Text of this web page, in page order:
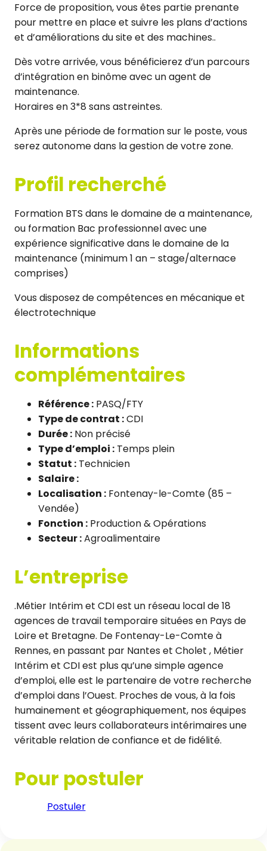
Force de proposition, vous êtes partie prenante
pour mettre en place et suivre les plans d’actions
et d’améliorations du site et des machines..
Dès votre arrivée, vous bénéficierez d’un parcours
d’intégration en binôme avec un agent de
maintenance.
Horaires en 3*8 sans astreintes.
Après une période de formation sur le poste, vous
serez autonome dans la gestion de votre zone.
Profil recherché
Formation BTS dans le domaine de a maintenance,
ou formation Bac professionnel avec une
expérience significative dans le domaine de la
maintenance (minimum 1 an – stage/alternace
comprises)
Vous disposez de compétences en mécanique et
électrotechnique
Informations
complémentaires
Référence : PASQ/FTY
Type de contrat :CDI
Durée : Non précisé
Type d’emploi : Temps plein
Statut : Technicien
Salaire :
Localisation : Fontenay-le-Comte (85 –
Vendée)
Fonction : Production & Opérations
Secteur :Agroalimentaire
L’entreprise
.Métier Intérim et CDI est un réseau local de 18
agences de travail temporaire situées en Pays de
Loire et Bretagne. De Fontenay-Le-Comte à
Rennes, en passant par Nantes et Cholet , Métier
Intérim et CDI est plus qu’une simple agence
d’emploi, elle est le partenaire de votre recherche
d’emploi dans l’Ouest. Proches de vous, à la fois
humainement et géographiquement, nos équipes
tissent avec leurs collaborateurs intérimaires une
véritable relation de confiance et de fidélité.
Pour postuler
Postuler